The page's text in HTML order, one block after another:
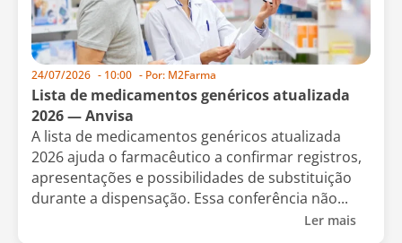
24/07/2026 - 10:00 - Por: M2Farma
Lista de medicamentos genéricos atualizada
2026 — Anvisa
A lista de medicamentos genéricos atualizada
2026 ajuda o farmacêutico a confirmar registros,
apresentações e possibilidades de substituição
durante a dispensação. Essa conferência não...
Ler mais